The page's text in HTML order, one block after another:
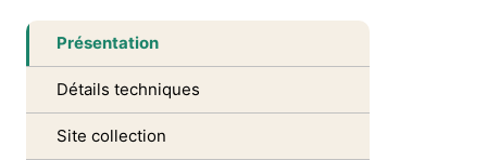
Présentation
Détails techniques
Site collection